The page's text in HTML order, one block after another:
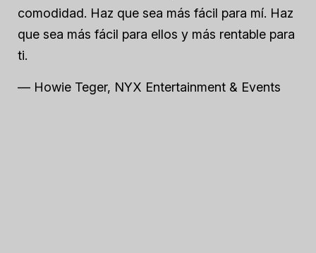
comodidad. Haz que sea más fácil para mí. Haz
que sea más fácil para ellos y más rentable para
ti.
— Howie Teger, NYX Entertainment & Events